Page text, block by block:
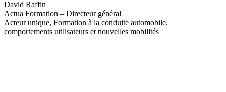
David Raffin
Actua Formation – Directeur général
Acteur unique, Formation à la conduite automobile,
comportements utilisateurs et nouvelles mobilités